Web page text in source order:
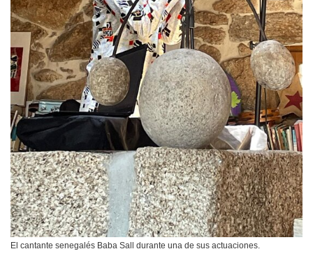
El cantante senegalés Baba Sall durante una de sus actuaciones.